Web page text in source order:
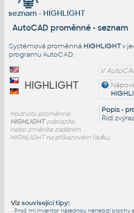
seznam - HIGHLIGHT
AutoCAD proměnné - seznam
Systémová proměnná HIGHLIGHTv
programu AutoCAD:
V
Popis -
Řídí
HIGHLIGHT
Hodnotu proměnné
HIGHLIGHTzobrazíte
nebo změníte zadáním
HIGHLIGHT na příkazovém řádku.
Vizsouvisející tipy:
• Proč mi Inventor najednou nenabízí plochy